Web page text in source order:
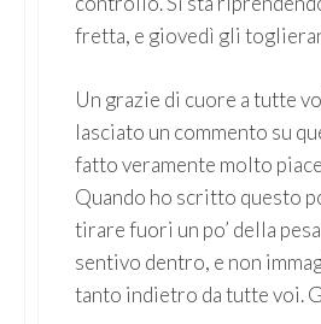
fretta, e giovedì gli
Un grazie di cuore a tutte
lasciato un commento su
fatto veramente molto
Quando ho scritto questo
tirare fuori un po’ della
sentivo dentro, e non
tanto indietro da tutte voi.